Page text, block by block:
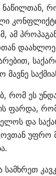
ნაწილთან,
ამ
რომ ეს
ფარდა,
და
უფრო
სამხრეთ